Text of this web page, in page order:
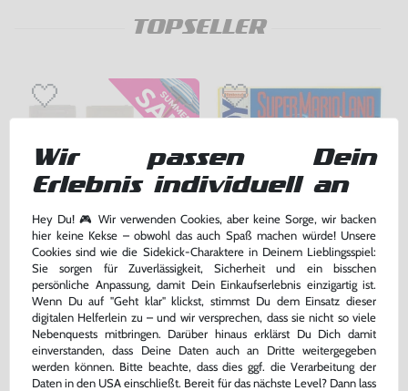
TOPSELLER
6 Original Nintendo Cases -
Hüllen für Module
gebraucht
-10% bisher 12,99 €
jetzt nur11,69 €
Warenkorb
Super Mario Land 1
Modul, gebraucht
nur47,99 €
Warenkorb
Wir passen Dein
Erlebnis individuell an
Hey Du! 🎮 Wir verwenden Cookies, aber keine Sorge, wir backen
hier keine Kekse – obwohl das auch Spaß machen würde! Unsere
Cookies sind wie die Sidekick-Charaktere in Deinem Lieblingsspiel:
Sie sorgen für Zuverlässigkeit, Sicherheit und ein bisschen
persönliche Anpassung, damit Dein Einkaufserlebnis einzigartig ist.
Wenn Du auf "Geht klar" klickst, stimmst Du dem Einsatz dieser
digitalen Helferlein zu – und wir versprechen, dass sie nicht so viele
Nebenquests mitbringen. Darüber hinaus erklärst Du Dich damit
einverstanden, dass Deine Daten auch an Dritte weitergegeben
werden können. Bitte beachte, dass dies ggf. die Verarbeitung der
Daten in den USA einschließt. Bereit für das nächste Level? Dann lass